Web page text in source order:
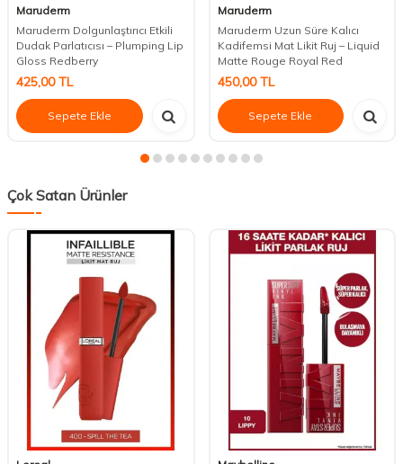
Maruderm
Maruderm Dolgunlaştırıcı Etkili
Dudak Parlatıcısı – Plumping Lip
Gloss Redberry
425,00TL
Sepete Ekle
Maruderm
Maruderm Uzun Süre Kalıcı
Kadifemsi Mat Likit Ruj – Liquid
Matte Rouge Royal Red
450,00TL
Sepete Ekle
Çok Satan Ürünler